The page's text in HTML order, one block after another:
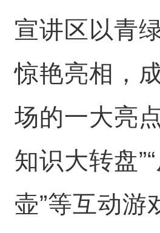
宣讲区以青
惊艳亮相，
场的一大亮
知识大转盘
壶”等互动游